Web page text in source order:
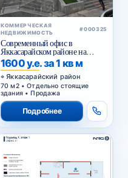
КОММЕРЧЕСКАЯ
НЕДВИЖИМОСТЬ
#000325
Современный офис в
Яккасарайском районе на
первой линии
1600 у.е. за 1 кв м
Яккасарайский район
70 м2 • Отдельно стоящие
здания • Продажа
Подробнее